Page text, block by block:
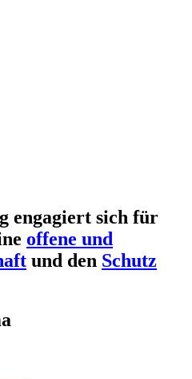
engagiert sich für
offene und
und den Schutz